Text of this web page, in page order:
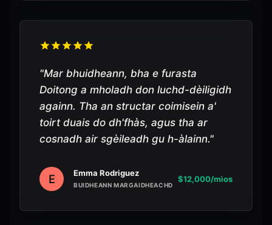
"Mar bhuidheann, bha e furasta
Doitong a mholadh don luchd-dèiligidh
againn. Tha an structar coimisein a'
toirt duais do dh'fhàs, agus tha ar
cosnadh air sgèileadh gu h-àlainn."
E Emma Rodriguez
BUIDHEANN MARGAIDHEACHD
$12,000/mìos